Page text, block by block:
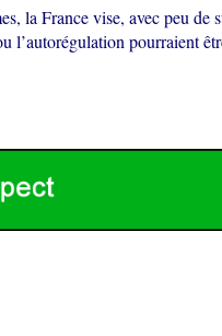
la France vise, avec peu de
l’autorégulation pourraient